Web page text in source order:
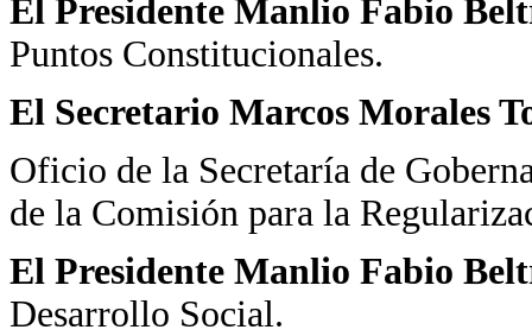
El Presidente Manlio Fabio
Puntos Constitucionales.
El Secretario Marcos Morales
Oficio de la Secretaría de
de la Comisión para la
El Presidente Manlio Fabio
Desarrollo Social.